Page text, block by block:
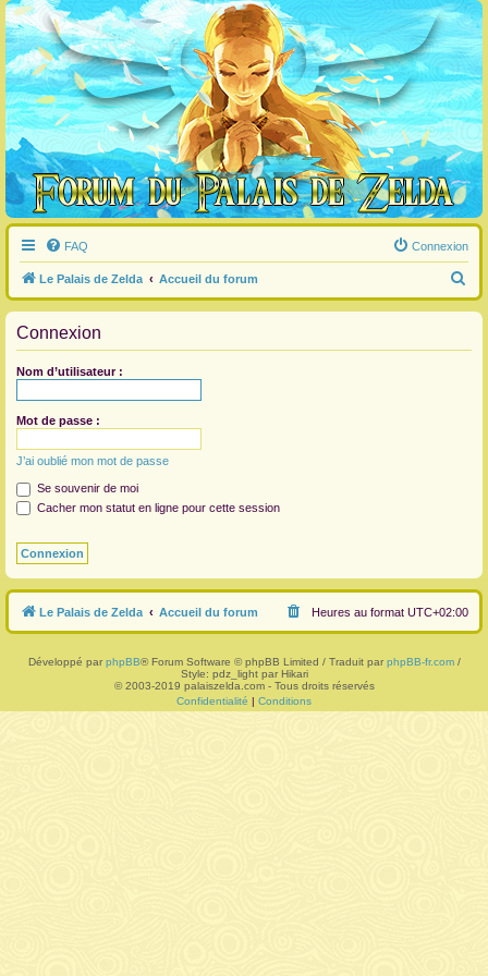
FAQ Connexion
Le Palais de Zelda Accueil du forum
e
Connexion
Nom d’utilisateur :
Mot de passe :
J’ai oublié mon mot de passe
Se souvenir de moi
Cacher mon statut en ligne pour cette session
Le Palais de Zelda Accueil du forum Heures au format UTC+02:00
Développé par phpBB® Forum Software © phpBB Limited / Traduit par phpBB-fr.com/
Style: pdz_light par Hikari
© 2003-2019 palaiszelda.com - Tous droits réservés
Confidentialité | Conditions